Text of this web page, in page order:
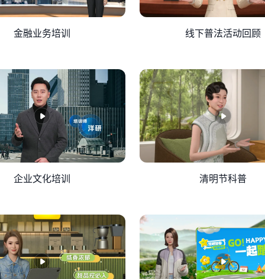
金融业务培训 线下普法活动回顾
企业文化培训 清明节科普